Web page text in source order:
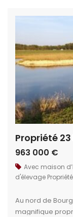
situé à […]
Propriété
963 000 €
Avec maison
d'élevage
Au nord de
magnifique